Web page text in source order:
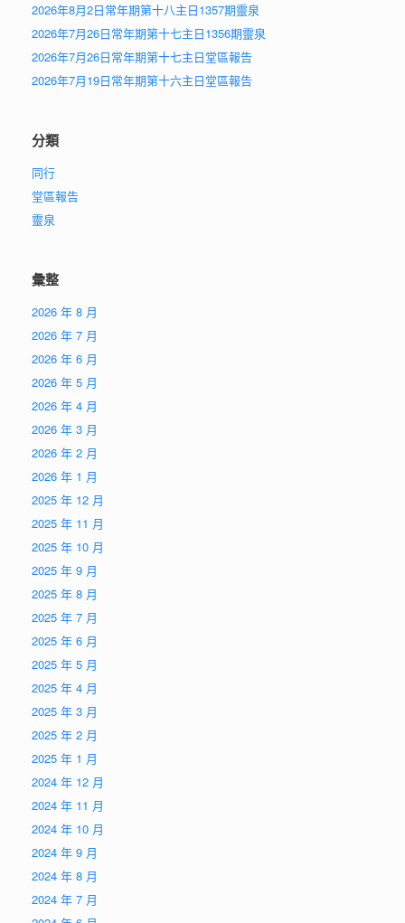
2026年8月2日常年期第十八主日1357期靈泉
2026年7月26日常年期第十七主日1356期靈泉
2026年7月26日常年期第十七主日堂區報告
2026年7月19日常年期第十六主日堂區報告
分類
同行
堂區報告
靈泉
彙整
2026 年 8 月
2026 年 7 月
2026 年 6 月
2026 年 5 月
2026 年 4 月
2026 年 3 月
2026 年 2 月
2026 年 1 月
2025 年 12 月
2025 年 11 月
2025 年 10 月
2025 年 9 月
2025 年 8 月
2025 年 7 月
2025 年 6 月
2025 年 5 月
2025 年 4 月
2025 年 3 月
2025 年 2 月
2025 年 1 月
2024 年 12 月
2024 年 11 月
2024 年 10 月
2024 年 9 月
2024 年 8 月
2024 年 7 月